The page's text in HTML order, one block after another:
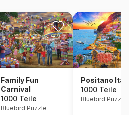
Family Fun
Carnival
1000 Teile
Bluebird Puzzle
Positano
1000 Teile
Bluebird Puzzle